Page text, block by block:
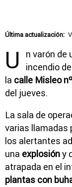
Última actualización:
U n varón de
incendio
la calle Misleo
del jueves.
La sala de
varias llamadas
los alertantes
una explosióny
atrapada en el
plantas con